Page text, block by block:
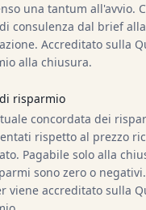
una tantum all'avvio.
consulenza dal brief alla
Accreditato sulla
alla chiusura.
risparmio
concordata dei
rispetto al prezzo
Pagabile solo alla
sono zero o
viene accreditato sulla